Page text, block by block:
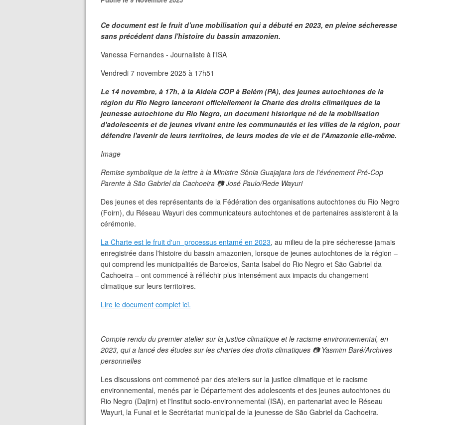
Ce document est le fruit d'une mobilisation qui a débuté en 2023, en pleine sécheresse
sans précédent dans l'histoire du bassin amazonien.
Vanessa Fernandes - Journaliste à l'ISA
Vendredi 7 novembre 2025 à 17h51
Le 14 novembre, à 17h, à la Aldeia COP à Belém (PA), des jeunes autochtones de la
région du Rio Negro lanceront officiellement la Charte des droits climatiques de la
jeunesse autochtone du Rio Negro, un document historique né de la mobilisation
d'adolescents et de jeunes vivant entre les communautés et les villes de la région, pour
défendre l'avenir de leurs territoires, de leurs modes de vie et de l'Amazonie elle-même.
Image
Remise symbolique de la lettre à la Ministre Sônia Guajajara lors de l'événement Pré-Cop
Parente à São Gabriel da Cachoeira 📷 José Paulo/Rede Wayuri
Des jeunes et des représentants de la Fédération des organisations autochtones du Rio Negro
(Foirn), du Réseau Wayuri des communicateurs autochtones et de partenaires assisteront à la
cérémonie.
La Charte est le fruit d'un processus entamé en 2023, au milieu de la pire sécheresse jamais
enregistrée dans l'histoire du bassin amazonien, lorsque de jeunes autochtones de la région –
qui comprend les municipalités de Barcelos, Santa Isabel do Rio Negro et São Gabriel da
Cachoeira – ont commencé à réfléchir plus intensément aux impacts du changement
climatique sur leurs territoires.
Lire le document complet ici.
Compte rendu du premier atelier sur la justice climatique et le racisme environnemental, en
2023, qui a lancé des études sur les chartes des droits climatiques 📷 Yasmim Baré/Archives
personnelles
Les discussions ont commencé par des ateliers sur la justice climatique et le racisme
environnemental, menés par le Département des adolescents et des jeunes autochtones du
Rio Negro (Dajirn) et l'Institut socio-environnemental (ISA), en partenariat avec le Réseau
Wayuri, la Funai et le Secrétariat municipal de la jeunesse de São Gabriel da Cachoeira.